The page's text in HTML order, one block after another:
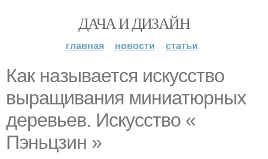
ДАЧА И ДИЗАЙН
главная новости статьи
Как называется искусство
выращивания миниатюрных
деревьев. Искусство «
Пэньцзин »